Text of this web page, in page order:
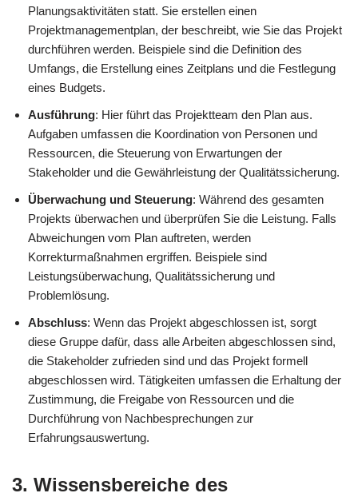
Planungsaktivitäten statt. Sie erstellen einen
Projektmanagementplan, der beschreibt, wie Sie das Projekt
durchführen werden. Beispiele sind die Definition des
Umfangs, die Erstellung eines Zeitplans und die Festlegung
eines Budgets.
Ausführung: Hier führt das Projektteam den Plan aus.
Aufgaben umfassen die Koordination von Personen und
Ressourcen, die Steuerung von Erwartungen der
Stakeholder und die Gewährleistung der Qualitätssicherung.
Überwachung und Steuerung: Während des gesamten
Projekts überwachen und überprüfen Sie die Leistung. Falls
Abweichungen vom Plan auftreten, werden
Korrekturmaßnahmen ergriffen. Beispiele sind
Leistungsüberwachung, Qualitätssicherung und
Problemlösung.
Abschluss: Wenn das Projekt abgeschlossen ist, sorgt
diese Gruppe dafür, dass alle Arbeiten abgeschlossen sind,
die Stakeholder zufrieden sind und das Projekt formell
abgeschlossen wird. Tätigkeiten umfassen die Erhaltung der
Zustimmung, die Freigabe von Ressourcen und die
Durchführung von Nachbesprechungen zur
Erfahrungsauswertung.
3. Wissensbereiche des